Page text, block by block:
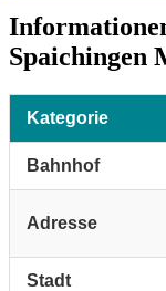
Spaichingen
Kategorie
Bahnhof
Adresse
Stadt